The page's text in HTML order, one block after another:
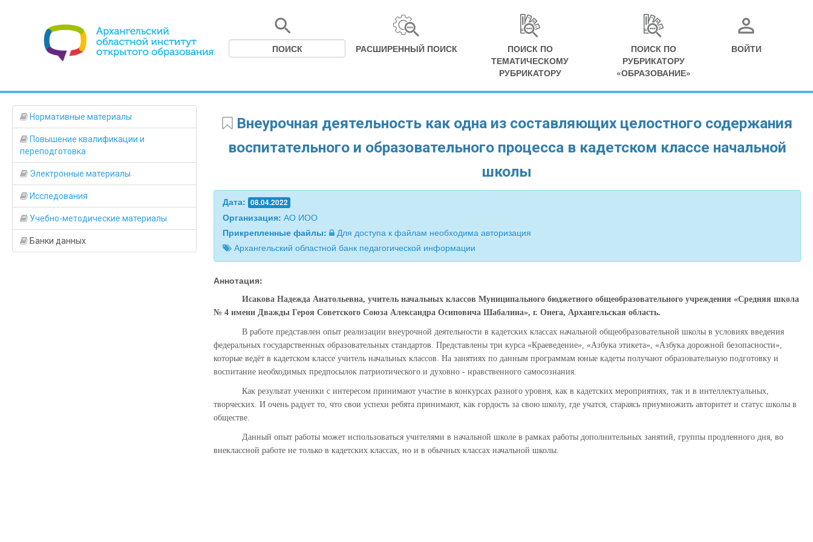
РАСШИРЕННЫЙ ПОИСК
ПОИСК ПО
ТЕМАТИЧЕСКОМУ
РУБРИКАТОРУ
ПОИСК ПО
РУБРИКАТОРУ
«ОБРАЗОВАНИЕ»
ВОЙТИ
Нормативные материалы
Повышение квалификации и
переподготовка
Электронные материалы
Исследования
Учебно-методические материалы
Банки данных
Внеурочная деятельность как одна из составляющих целостного содержания
воспитательного и образовательного процесса в кадетском классе начальной
школы
Дата: 08.04.2022
Организация: АО ИОО
Прикрепленные файлы:
Для доступа к файлам необходима авторизация
Архангельский областной банк педагогической информации
Аннотация:
Исакова Надежда Анатольевна, учитель начальных классов Муниципального бюджетного общеобразовательного учреждения «Средняя школа
№ 4 имени Дважды Героя Советского Союза Александра Осиповича Шабалина», г. Онега, Архангельская область.
В работе представлен опыт реализации внеурочной деятельности в кадетских классах начальной общеобразовательной школы в условиях введения
федеральных государственных образовательных стандартов. Представлены три курса «Краеведение», «Азбука этикета», «Азбука дорожной безопасности»,
которые ведёт в кадетском классе учитель начальных классов. На занятиях по данным программам юные кадеты получают образовательную подготовку и
воспитание необходимых предпосылок патриотического и духовно - нравственного самосознания.
Как результат ученики с интересом принимают участие в конкурсах разного уровня, как в кадетских мероприятиях, так и в интеллектуальных,
творческих. И очень радует то, что свои успехи ребята принимают, как гордость за свою школу, где учатся, стараясь приумножить авторитет и статус школы в
обществе.
Данный опыт работы может использоваться учителями в начальной школе в рамках работы дополнительных занятий, группы продленного дня, во
внеклассной работе не только в кадетских классах, но и в обычных классах начальной школы.